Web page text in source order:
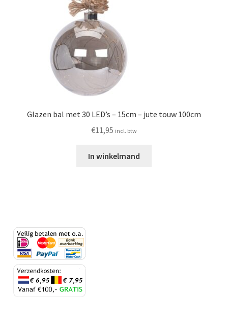
Glazen bal met 30 LED’s – 15cm – jute touw 100cm
€11,95 incl. btw
In winkelmand